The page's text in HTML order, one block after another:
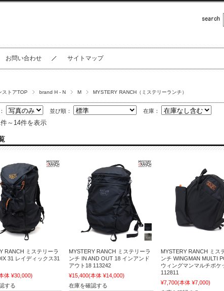
お問い合わせ サイトマップ
ストアTOP brand H - N M MYSTERY RANCH（ミステリーランチ）
並び順： 在庫：
～14件を表示
RANCH ミステリーラ
31 レイディックス31
体 ¥30,000)
する
MYSTERY RANCH ミステリーラ
ンチ IN AND OUT 18 インアンド
アウト18 113242
¥15,400(本体 ¥14,000)
在庫を確認する
MYSTERY RANCH ミス
ンチ WINGMAN MULTI
ウィングマンマルチポケ
112811
¥7,700(本体 ¥7,000)